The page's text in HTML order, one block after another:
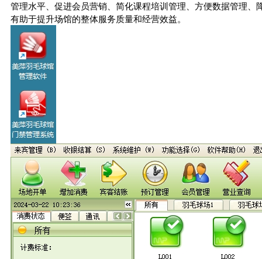
管理水平、促进会员营销、简化课程培训管理、方便数据管理
有助于提升场馆的整体服务质量和经营效益。